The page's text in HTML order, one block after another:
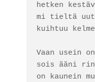
hetken
mi tieltä
kuihtuu
Vaan usein
sois ääni
on kaunein